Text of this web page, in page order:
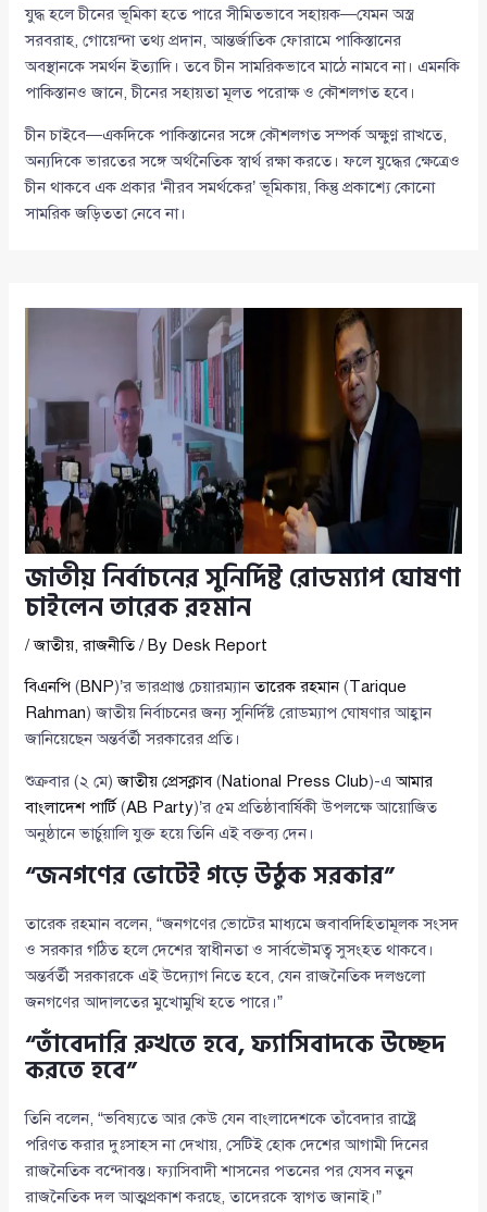
যুদ্ধ হলে চীনের ভূমিকা হতে পারে সীমিতভাবে সহায়ক—যেমন অস্ত্র
সরবরাহ, গোয়েন্দা তথ্য প্রদান, আন্তর্জাতিক ফোরামে পাকিস্তানের
অবস্থানকে সমর্থন ইত্যাদি। তবে চীন সামরিকভাবে মাঠে নামবে না। এমনকি
পাকিস্তানও জানে, চীনের সহায়তা মূলত পরোক্ষ ও কৌশলগত হবে।
চীন চাইবে—একদিকে পাকিস্তানের সঙ্গে কৌশলগত সম্পর্ক অক্ষুণ্ণ রাখতে,
অন্যদিকে ভারতের সঙ্গে অর্থনৈতিক স্বার্থ রক্ষা করতে। ফলে যুদ্ধের ক্ষেত্রেও
চীন থাকবে এক প্রকার ‘নীরব সমর্থকের’ ভূমিকায়, কিন্তু প্রকাশ্যে কোনো
সামরিক জড়িততা নেবে না।
জাতীয় নির্বাচনের সুনির্দিষ্ট রোডম্যাপ ঘোষণা
চাইলেন তারেক রহমান
/জাতীয়,রাজনীতি/ By Desk Report
বিএনপি (BNP)’র ভারপ্রাপ্ত চেয়ারম্যানতারেক রহমান(Tarique
Rahman) জাতীয় নির্বাচনের জন্য সুনির্দিষ্ট রোডম্যাপ ঘোষণার আহ্বান
জানিয়েছেন অন্তর্বর্তী সরকারের প্রতি।
শুক্রবার (২ মে)জাতীয় প্রেসক্লাব(National Press Club)-এআমার
বাংলাদেশ পার্টি (AB Party)’র ৫ম প্রতিষ্ঠাবার্ষিকী উপলক্ষে আয়োজিত
অনুষ্ঠানে ভার্চুয়ালি যুক্ত হয়ে তিনি এই বক্তব্য দেন।
“জনগণের ভোটেই গড়ে উঠুক সরকার”
তারেক রহমান বলেন, “জনগণের ভোটের মাধ্যমে জবাবদিহিতামূলক সংসদ
ও সরকার গঠিত হলে দেশের স্বাধীনতা ও সার্বভৌমত্ব সুসংহত থাকবে।
অন্তর্বর্তী সরকারকে এই উদ্যোগ নিতে হবে, যেন রাজনৈতিক দলগুলো
জনগণের আদালতের মুখোমুখি হতে পারে।”
“তাঁবেদারি রুখতে হবে, ফ্যাসিবাদকে উচ্ছেদ
করতে হবে”
তিনি বলেন, “ভবিষ্যতে আর কেউ যেন বাংলাদেশকে তাঁবেদার রাষ্ট্রে
পরিণত করার দুঃসাহস না দেখায়, সেটিই হোক দেশের আগামী দিনের
রাজনৈতিক বন্দোবস্ত। ফ্যাসিবাদী শাসনের পতনের পর যেসব নতুন
রাজনৈতিক দল আত্মপ্রকাশ করছে, তাদেরকে স্বাগত জানাই।”